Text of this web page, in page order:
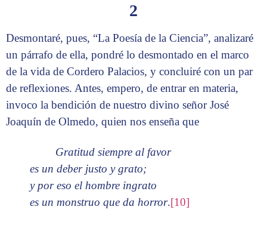
2
Desmontaré, pues, “La Poesía de la Ciencia”, analizaré
un párrafo de ella, pondré lo desmontado en el marco
de la vida de Cordero Palacios, y concluiré con un par
de reflexiones. Antes, empero, de entrar en materia,
invoco la bendición de nuestro divino señor José
Joaquín de Olmedo, quien nos enseña que
Gratitud siempre al favor
es un deber justo y grato;
y por eso el hombre ingrato
es un monstruo que da horror.[10]